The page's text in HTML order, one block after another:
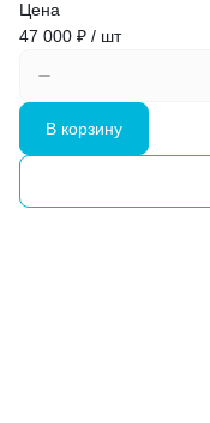
Цена
47 000 ₽ / шт
В корзину